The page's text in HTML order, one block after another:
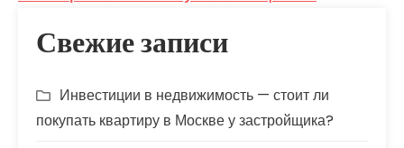
Свежие записи
Инвестиции в недвижимость — стоит ли
покупать квартиру в Москве у застройщика?